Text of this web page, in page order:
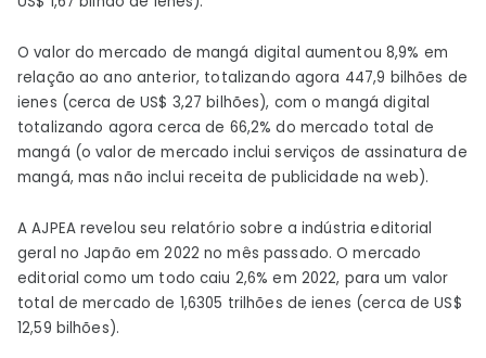
O valor do mercado de mangá digital aumentou 8,9% em
relação ao ano anterior, totalizando agora 447,9 bilhões de
ienes (cerca de US$ 3,27 bilhões), com o mangá digital
totalizando agora cerca de 66,2% do mercado total de
mangá (o valor de mercado inclui serviços de assinatura de
mangá, mas não inclui receita de publicidade na web).
A AJPEA revelou seu relatório sobre a indústria editorial
geral no Japão em 2022 no mês passado. O mercado
editorial como um todo caiu 2,6% em 2022, para um valor
total de mercado de 1,6305 trilhões de ienes (cerca de US$
12,59 bilhões).